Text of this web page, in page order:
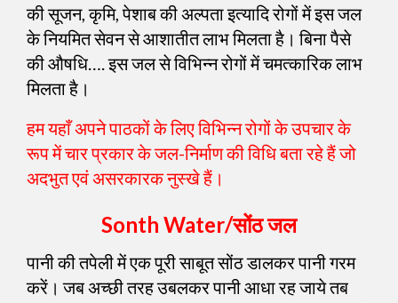
की सूजन, कृमि, पेशाब की अल्पता इत्यादि रोगों में इस जल
के नियमित सेवन से आशातीत लाभ मिलता है। बिना पैसे
की औषधि…. इस जल से विभिन्न रोगों में चमत्कारिक लाभ
मिलता है।
हम यहाँ अपने पाठकों के लिए विभिन्न रोगों के उपचार के
रूप में चार प्रकार के जल-निर्माण की विधि बता रहे हैं जो
अदभुत एवं असरकारक नुस्खे हैं।
Sonth Water/सोंठ जल
पानी की तपेली में एक पूरी साबूत सोंठ डालकर पानी गरम
करें। जब अच्छी तरह उबलकर पानी आधा रह जाये तब